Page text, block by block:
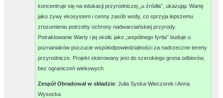
koncentruje się na edukacji przyrodniczej „u źródła”, ukazując Wartę
jako żywy ekosystem i cenny zasób wody, co sprzyja lepszemu
zrozumieniu potrzeby ochrony nadwarciańskiej przyrody.
Potraktowanie Warty i jej okolic jako „wspólnego fyrtla” buduje u
poznaniaków poczucie współodpowiedzialności za nadrzeczne tereny
przyrodnicze. Projekt skierowany jest do szerokiego grona odbiorów,
bez ograniczeń wiekowych
Zespół Obradował w składzie:Julia Syska-Wieczorek i Anna
Wysocka